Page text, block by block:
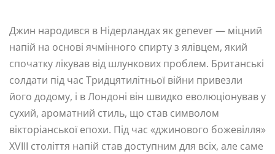
Джин народився в Нідерландах як genever — міцний
напій на основі ячмінного спирту з ялівцем, який
спочатку лікував від шлункових проблем. Британські
солдати під час Тридцятилітньої війни привезли
його додому, і в Лондоні він швидко еволюціонував у
сухий, ароматний стиль, що став символом
вікторіанської епохи. Під час «джинового божевілля»
XVIII століття напій став доступним для всіх, але саме